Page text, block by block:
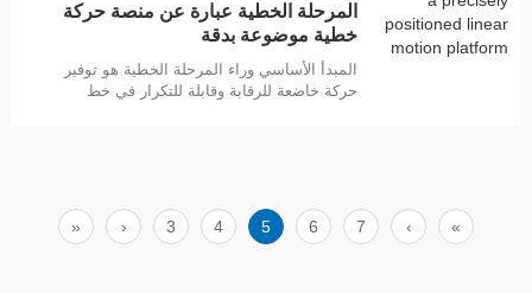
منطقة العمل هي cl
المرحلة الخطية عبارة عن منصة حركة
خطية موضوعة بدقة
المبدأ الأساسي وراء المرحلة الخطية هو توفير
حركة خاضعة للرقابة وقابلة للتكرار في خط
لتحقيق تحديد المواقع بدقة والتحكم في السرعة.
1. تاي
« ‹ 3 4 5 6 7 › »